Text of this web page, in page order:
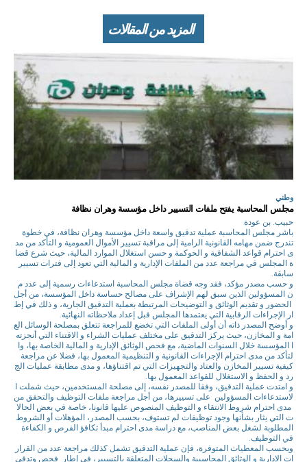
المزيد من المقالات
وطني
مجلس المحاسبة يفتح ملفات التسيير داخل مؤسسة وهران نظافة
حبيب. بن عودة
باشر مجلس المحاسبة عملية تدقيق واسعة داخل مؤسسة وهران نظافة، في خطوة
تندرج ضمن مهامه القانونية الرامية إلى مراقبة تسيير الأموال العمومية و التأكد من مد
ى احترام قواعد الشفافية و الحوكمة و حسن استغلال الموارد المالية، حيث شرع قضا
ة المجلس في مراجعة عدد من الملفات الإدارية و المالية التي تعود إلى فترات تسيير
سابقة.
و حسب مصدر مؤكد، فقد وجه قضاة مجلس المحاسبة استدعاءات رسمية إلى عدد م
ن المسؤولين الذين سبق لهم الإشراف على مصالح حساسة داخل المؤسسة، من أجل
الحضور و تقديم الوثائق و التوضيحات المرتبطة بعملية التدقيق الجارية، و ذلك في إط
ار الإجراءات الرقابية التي يعتمدها المجلس قبل إعداد ملاحظاته النهائية.
و أوضح المصدر ذاته أن أولى الملفات التي تخضع للمراجعة تتعلق بمصلحة الوسائل الع
امة و المخازن، حيث يركز التدقيق على مختلف عمليات الشراء و الاقتناء التي أنجزته
ا المؤسسة خلال السنوات الماضية، مع فحص الوثائق الإدارية و المالية الخاصة بها، وا
لتأكد من مدى احترام الإجراءات القانونية و التنظيمية المعمول بها، فضلا عن مراجعة
كيفية تسيير المخازن والعتاد والتجهيزات التي تم اقتناؤها، و مدى مطابقة عمليات الج
رد و الحفظ و الاستغلال للقواعد المعمول بها.
و امتدت عملية التدقيق، وفقا للمصدر نفسه، إلى مصلحة المستخدمين، حيث شملت ا
لاستدعاءات المسؤولين على تسييرها، من أجل مراجعة ملفات التوظيف والتحقق من
مدى احترام شروط الانتقاء و التوظيف المنصوص عليها قانونا، خاصة في بعض الحالا
ت التي يثار بشأنها وجود توظيفات لم تستوف، بحسب المصدر، المؤهلات أو الشروط
المطلوبة لشغل بعض المناصب، مع دراسة مدى احترام مبدأ تكافؤ الفرص و الكفاءة
في التوظيف.
وبحسب المعطيات المتوفرة، فإن عملية التدقيق تشمل كذلك مراجعة عدد من القرار
ات الإدارية و الوثائق المحاسبية والسجلات المتعلقة بالتسيير، في إطار فحص وتدقي